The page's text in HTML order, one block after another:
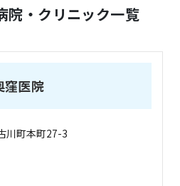
院・クリニック一覧
医院
川町本町27-3